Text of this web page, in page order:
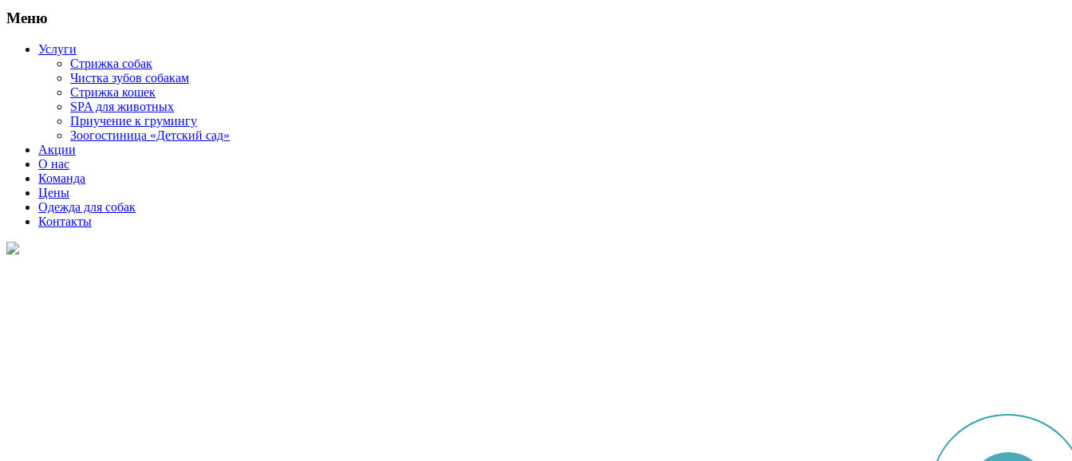
Меню
Услуги
Стрижка собак
Чистка зубов собакам
Стрижка кошек
SPA для животных
Приучение к грумингу
Зоогостиница «Детский сад»
Акции
О нас
Команда
Цены
Одежда для собак
Контакты